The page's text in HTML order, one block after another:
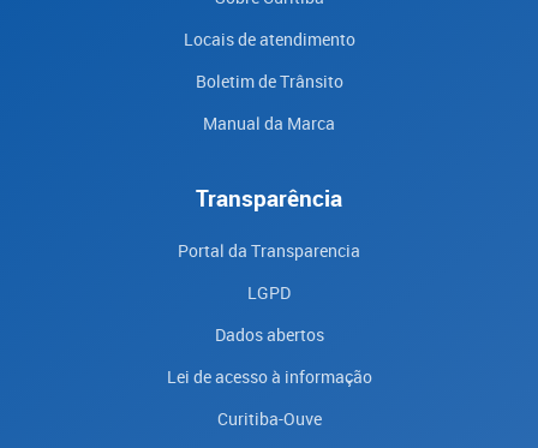
Locais de atendimento
Boletim de Trânsito
Manual da Marca
Transparência
Portal da Transparencia
LGPD
Dados abertos
Lei de acesso à informação
Curitiba-Ouve